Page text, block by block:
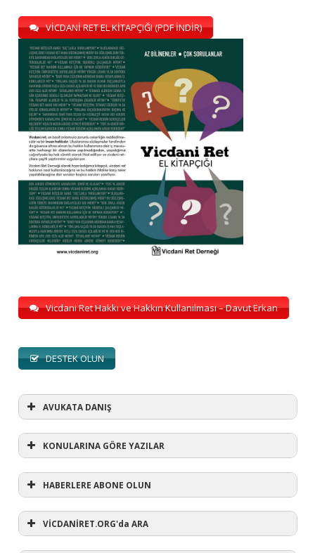
VİCDANİ RET EL KİTAPÇIĞI (PDF İNDİR)
Vicdani Ret Hakkı ve Hakkın Kullanılması – Davut Erkan
DESTEK OLUN
AVUKATA DANIŞ
AVUKATA DANIŞ
KONULARINA GÖRE YAZILAR
KONULARINA GÖRE YAZILAR
HABERLERE ABONE OLUN
VİCDANİRET.ORG'da ARA